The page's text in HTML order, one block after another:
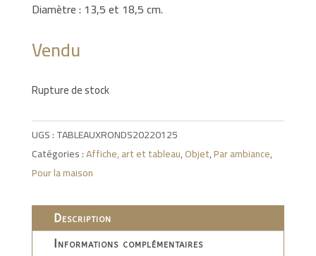
Diamètre : 13,5 et 18,5 cm.
Vendu
Rupture de stock
UGS :TABLEAUXRONDS20220125
Catégories :Affiche, art et tableau,Objet,Par ambiance,
Pour la maison
Description
Informations complémentaires